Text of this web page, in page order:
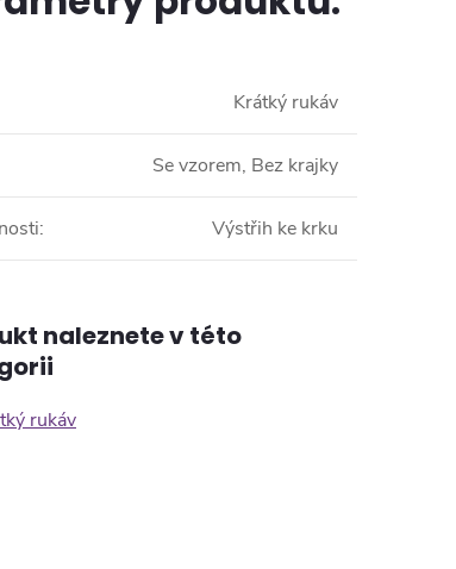
Krátký rukáv
Se vzorem, Bez krajky
: Výstřih ke krku
naleznete v této
rukáv